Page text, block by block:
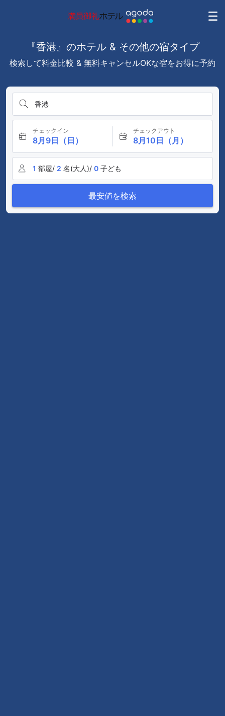
『香港』のホテル & その他の宿タイプ
検索して料金比較 & 無料キャンセルOKな宿をお得に予約
香港
チェックイン
8月9日（日）
チェックアウト
8月10日（月）
1 部屋/ 2 名(大人)/ 0 子ども
最安値を検索